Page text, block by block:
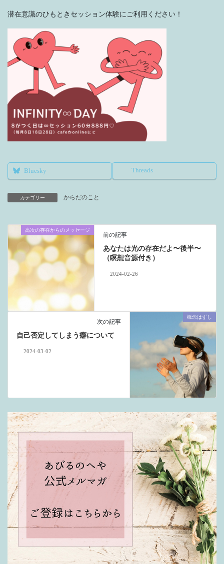
潜在意識のひもときセッション体験にご利用ください！
Bluesky Threads
カテゴリー からだのこと
高次の存在からのメッセージ
前の記事
あなたは光の存在だよ〜後半〜
（瞑想音源付き）
2024-02-26
概念はずし
次の記事
自己否定してしまう癖について
2024-03-02